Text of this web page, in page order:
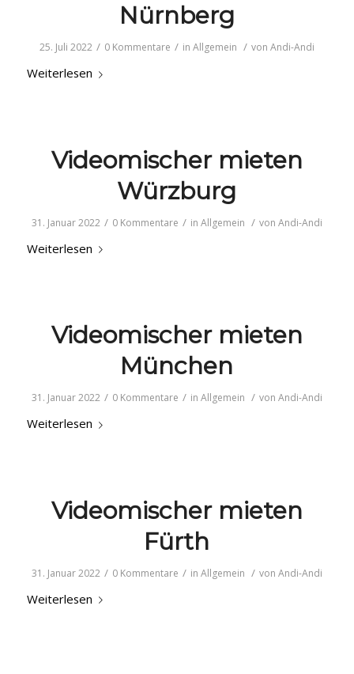
Nürnberg
25. Juli 2022 / 0 Kommentare / in Allgemein / von Andi-Andi
Weiterlesen
Videomischer mieten
Würzburg
31. Januar 2022 / 0 Kommentare / in Allgemein / von Andi-Andi
Weiterlesen
Videomischer mieten
München
31. Januar 2022 / 0 Kommentare / in Allgemein / von Andi-Andi
Weiterlesen
Videomischer mieten
Fürth
31. Januar 2022 / 0 Kommentare / in Allgemein / von Andi-Andi
Weiterlesen